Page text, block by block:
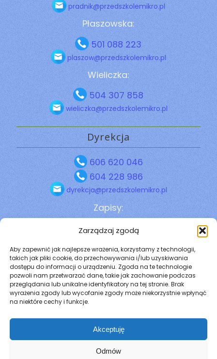
Zarządzaj zgodą
Aby zapewnić jak najlepsze wrażenia, korzystamy z technologii,
takich jak pliki cookie, do przechowywania i/lub uzyskiwania
dostępu do informacji o urządzeniu. Zgoda na te technologie
pozwoli nam przetwarzać dane, takie jak zachowanie podczas
przeglądania lub unikalne identyfikatory na tej stronie. Brak
wyrażenia zgody lub wycofanie zgody może niekorzystnie wpłynąć
na niektóre cechy i funkcje.
Akceptuję
Odmów
pradnik@przedszkolemikro.pl
Płaszowska:
501 088 223
plaszow@przedszkolemikro.pl
Wieliczka:
504 307 858
wieliczka@przedszkolemikro.pl
Dyrekcja
606 620 046
604 228 986
dyrekcja@przedszkolemikro.pl
Zapisy:
rekrutacja@przedszkolemikro.pl
Biuro:
biuro@przedszkolemikro.pl